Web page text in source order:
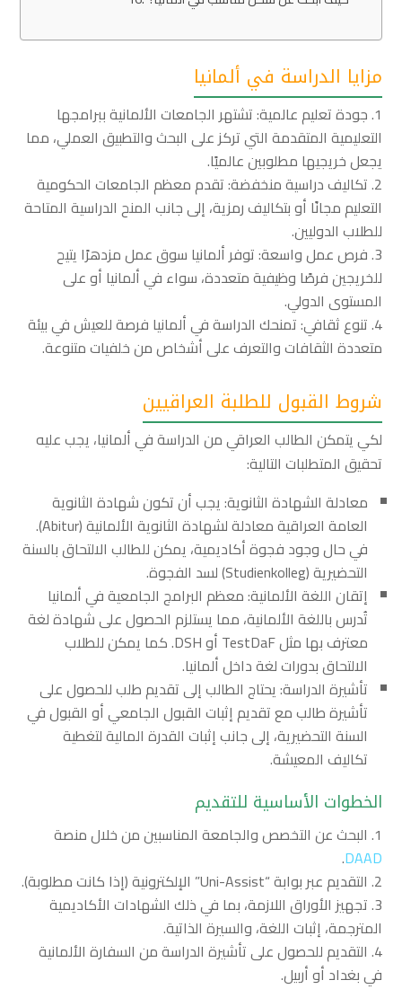
مزايا الدراسة في ألمانيا
جودة تعليم عالمية: تشتهر الجامعات الألمانية ببرامجها
التعليمية المتقدمة التي تركز على البحث والتطبيق العملي، مما
يجعل خريجيها مطلوبين عالميًا.
تكاليف دراسية منخفضة: تقدم معظم الجامعات الحكومية
التعليم مجانًا أو بتكاليف رمزية، إلى جانب المنح الدراسية المتاحة
للطلاب الدوليين.
فرص عمل واسعة: توفر ألمانيا سوق عمل مزدهرًا يتيح
للخريجين فرصًا وظيفية متعددة، سواء في ألمانيا أو على
المستوى الدولي.
تنوع ثقافي: تمنحك الدراسة في ألمانيا فرصة للعيش في بيئة
متعددة الثقافات والتعرف على أشخاص من خلفيات متنوعة.
شروط القبول للطلبة العراقيين
لكي يتمكن الطالب العراقي من الدراسة في ألمانيا، يجب عليه
تحقيق المتطلبات التالية:
معادلة الشهادة الثانوية: يجب أن تكون شهادة الثانوية
العامة العراقية معادلة لشهادة الثانوية الألمانية (Abitur).
في حال وجود فجوة أكاديمية، يمكن للطالب الالتحاق بالسنة
التحضيرية (Studienkolleg) لسد الفجوة.
إتقان اللغة الألمانية: معظم البرامج الجامعية في ألمانيا
تُدرس باللغة الألمانية، مما يستلزم الحصول على شهادة لغة
معترف بها مثل TestDaF أو DSH. كما يمكن للطلاب
الالتحاق بدورات لغة داخل ألمانيا.
تأشيرة الدراسة: يحتاج الطالب إلى تقديم طلب للحصول على
تأشيرة طالب مع تقديم إثبات القبول الجامعي أو القبول في
السنة التحضيرية، إلى جانب إثبات القدرة المالية لتغطية
تكاليف المعيشة.
الخطوات الأساسية للتقديم
البحث عن التخصص والجامعة المناسبين من خلال منصة
DAAD
.
التقديم عبر بوابة “Uni-Assist” الإلكترونية (إذا كانت مطلوبة).
تجهيز الأوراق اللازمة، بما في ذلك الشهادات الأكاديمية
المترجمة، إثبات اللغة، والسيرة الذاتية.
التقديم للحصول على تأشيرة الدراسة من السفارة الألمانية
في بغداد أو أربيل.